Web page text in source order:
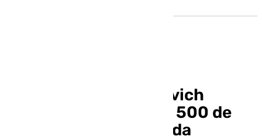
El malagueño Davidovich
pierde la final del ATP 500 de
Delray Beach en Florida